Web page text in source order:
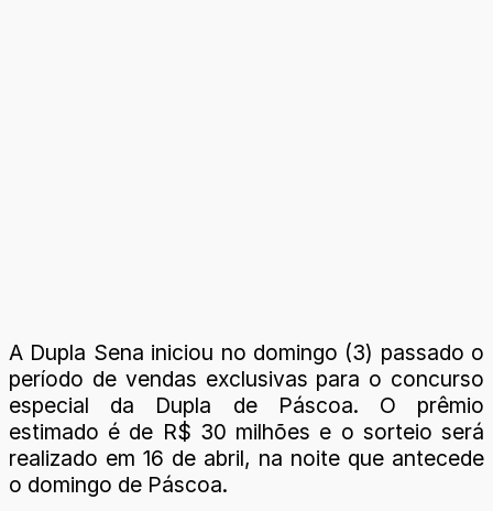
A Dupla Sena iniciou no domingo (3) passado o
período de vendas exclusivas para o concurso
especial da Dupla de Páscoa. O prêmio
estimado é de R$ 30 milhões e o sorteio será
realizado em 16 de abril, na noite que antecede
o domingo de Páscoa.